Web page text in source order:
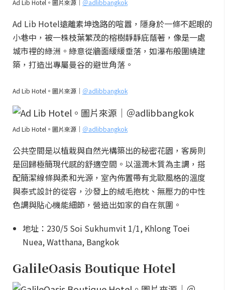
Ad Lib Hotel。圖片來源｜ ＠adlibbangkok
Ad Lib Hotel遠離素坤逸路的喧囂，隱身於一條不起眼的
小巷中，被一株枝葉繁茂的榕樹靜靜庇蔭著，像是一處
城市裡的綠洲。綠意從牆面緩緩垂落，如瀑布般圍繞建
築，打造出專屬曼谷的避世角落。
Ad Lib Hotel。圖片來源｜ ＠adlibbangkok
Ad Lib Hotel。圖片來源｜ ＠adlibbangkok
公共空間是以植栽與自然光構築出的秘密花園，客房則
是回歸極簡現代感的舒適空間。以溫潤木質為主調，搭
配簡潔線條與柔和光源，室內佈置帶有北歐風格的溫度
與泰式設計的從容，沙發上的絨毛抱枕、無壓力的中性
色調與貼心機能細節，營造出如家的自在氛圍。
地址：230/5 Soi Sukhumvit 1/1, Khlong Toei
Nuea, Watthana, Bangkok
GalileOasis Boutique Hotel